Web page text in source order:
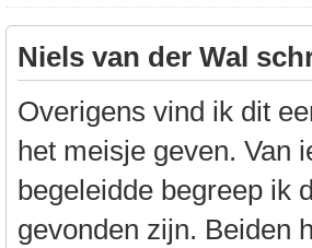
Niels van der Wal
Overigens vind ik dit
het meisje geven. Van
begeleidde begreep ik
gevonden zijn. Beiden